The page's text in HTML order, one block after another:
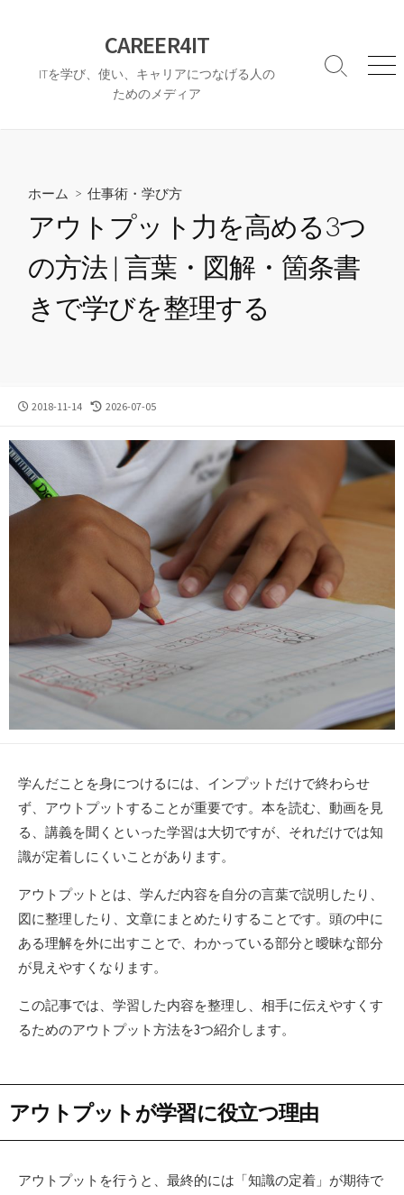
CAREER4IT
ITを学び、使い、キャリアにつなげる人の
ためのメディア
検
メ
ホーム > 仕事術・学び方
アウトプット力を高める3つ
の方法 | 言葉・図解・箇条書
きで学びを整理する
公
日
2018-11-14
最
更
日
2026-07-05
学んだことを身につけるには、インプットだけで終わらせ
ず、アウトプットすることが重要です。本を読む、動画を見
る、講義を聞くといった学習は大切ですが、それだけでは知
識が定着しにくいことがあります。
アウトプットとは、学んだ内容を自分の言葉で説明したり、
図に整理したり、文章にまとめたりすることです。頭の中に
ある理解を外に出すことで、わかっている部分と曖昧な部分
が見えやすくなります。
この記事では、学習した内容を整理し、相手に伝えやすくす
るためのアウトプット方法を3つ紹介します。
アウトプットが学習に役立つ理由
アウトプットを行うと、最終的には「知識の定着」が期待で